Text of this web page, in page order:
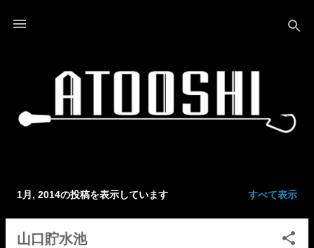
1月, 2014の投稿を表示しています すべて表示
山口貯水池